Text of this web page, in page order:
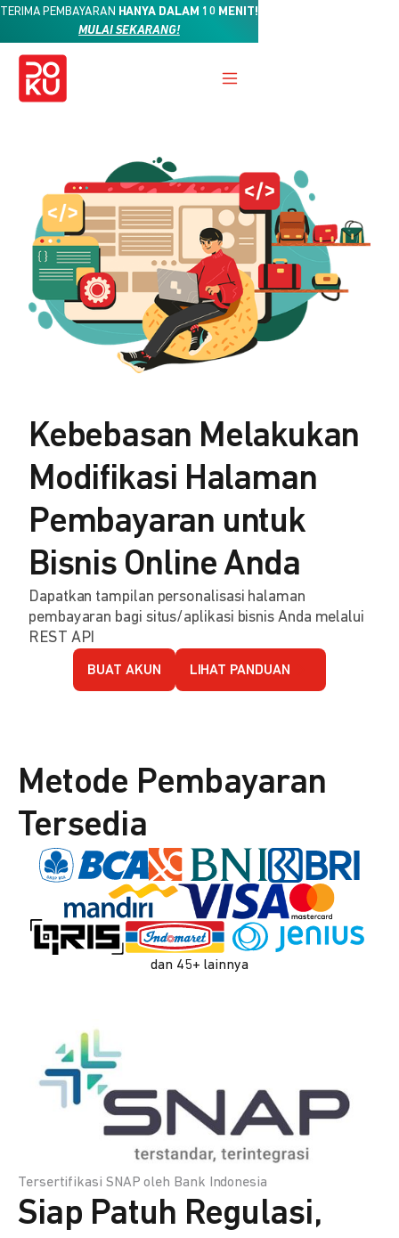
TERIMA PEMBAYARAN HANYA DALAM 10 MENIT!
MULAI SEKARANG!
Kebebasan Melakukan
Modifikasi Halaman
Pembayaran untuk
Bisnis Online Anda
Dapatkan tampilan personalisasi halaman
pembayaran bagi situs/aplikasi bisnis Anda melalui
REST API
BUAT AKUN LIHAT PANDUAN
Metode Pembayaran
Tersedia
dan 45+ lainnya
Tersertifikasi SNAP oleh Bank Indonesia
Siap Patuh Regulasi,